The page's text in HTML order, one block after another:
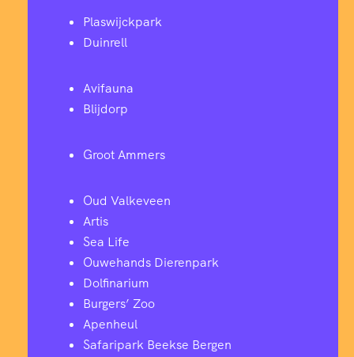
Plaswijckpark
Duinrell
Avifauna
Blijdorp
Groot Ammers
Oud Valkeveen
Artis
Sea Life
Ouwehands Dierenpark
Dolfinarium
Burgers’ Zoo
Apenheul
Safaripark Beekse Bergen